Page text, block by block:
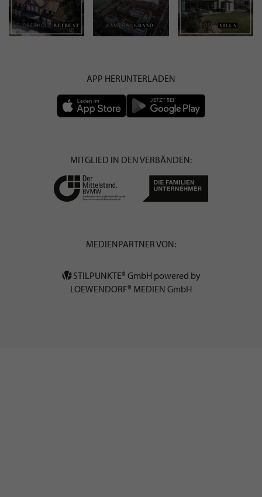
APP HERUNTERLADEN
MITGLIED IN DEN VERBÄNDEN:
MEDIENPARTNER VON:
STILPUNKTE® GmbH powered by
LOEWENDORF® MEDIEN GmbH